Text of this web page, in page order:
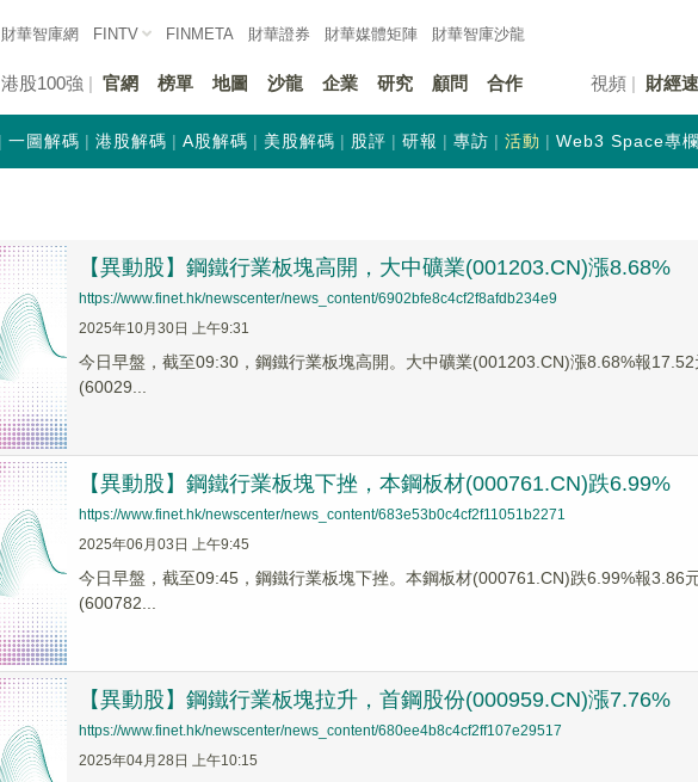
財華智庫網 FINTV FINMETA 財華證券 財華媒體矩陣 財華智庫沙龍
港股100強 官網 榜單 地圖 沙龍 企業 研究 顧問 合作 視頻 財經
一圖解碼 港股解碼 A股解碼 美股解碼 股評 研報 專訪 活動 Web3 Space專欄
【異動股】鋼鐵行業板塊高開，大中礦業(001203.CN)漲8.68%
https://www.finet.hk/newscenter/news_content/6902bfe8c4cf2f8afdb234e9
2025年10月30日 上午9:31
今日早盤，截至09:30，鋼鐵行業板塊高開。大中礦業(001203.CN)漲8.68%報
(60029...
【異動股】鋼鐵行業板塊下挫，本鋼板材(000761.CN)跌6.99%
https://www.finet.hk/newscenter/news_content/683e53b0c4cf2f11051b2271
2025年06月03日 上午9:45
今日早盤，截至09:45，鋼鐵行業板塊下挫。本鋼板材(000761.CN)跌6.99%報
(600782...
【異動股】鋼鐵行業板塊拉升，首鋼股份(000959.CN)漲7.76%
https://www.finet.hk/newscenter/news_content/680ee4b8c4cf2ff107e29517
2025年04月28日 上午10:15